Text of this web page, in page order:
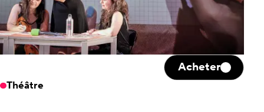
Théâtre
Acheter